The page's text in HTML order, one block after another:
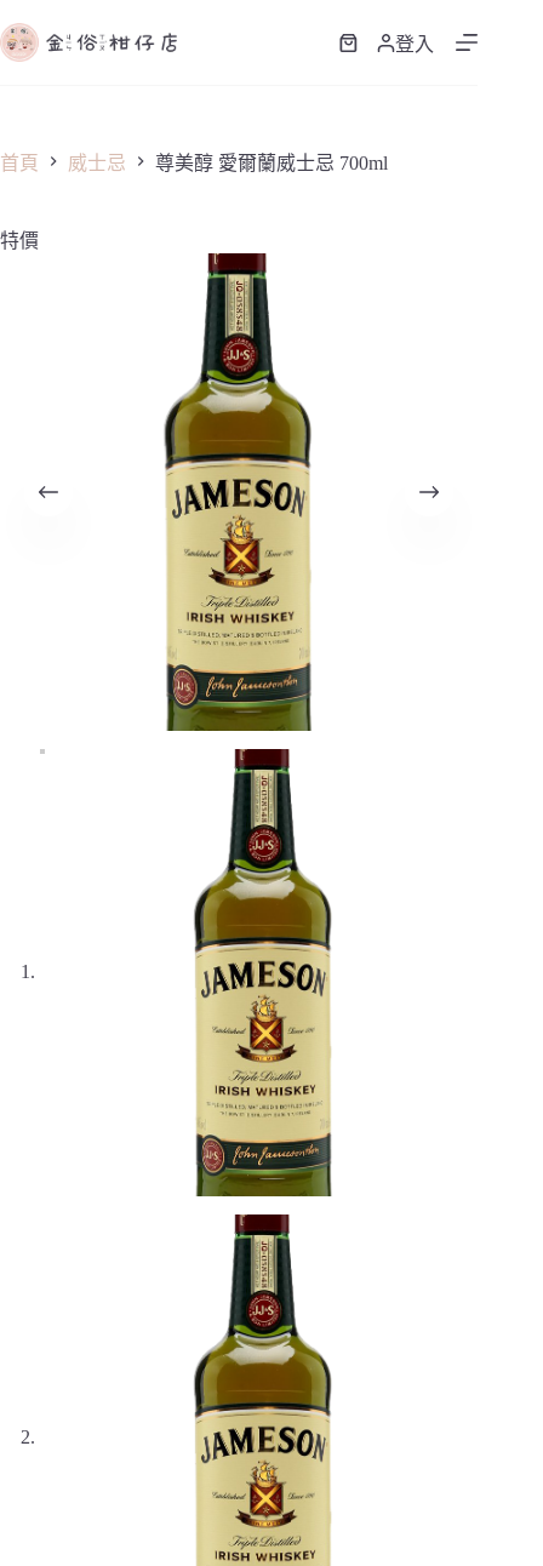
至
容
購
登入
首頁 威士忌 尊美醇 愛爾蘭威士忌 700ml
特價